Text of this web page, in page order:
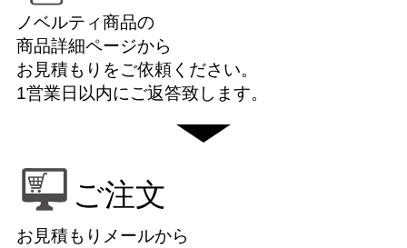
ノベルティ商品の
商品詳細ページから
お見積もりをご依頼ください。
1営業日以内にご返答致します。
ご注文
お見積もりメールから